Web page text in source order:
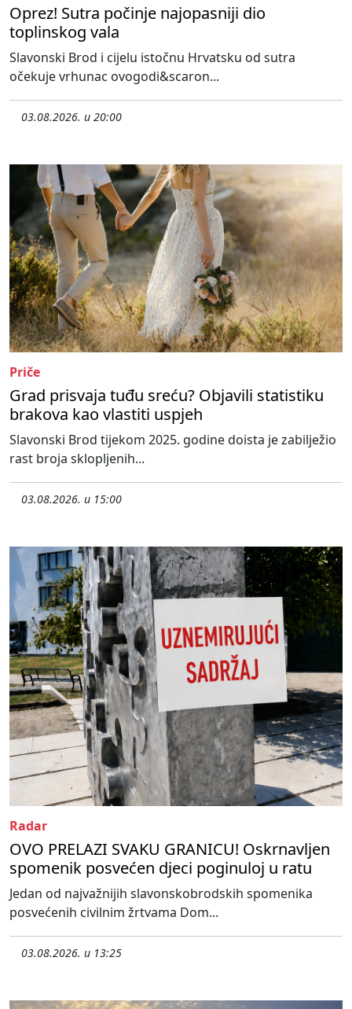
Oprez! Sutra počinje najopasniji dio
toplinskog vala
Slavonski Brod i cijelu istočnu Hrvatsku od sutra
očekuje vrhunac ovogodi&scaron...
03.08.2026. u 20:00
Priče
Grad prisvaja tuđu sreću? Objavili statistiku
brakova kao vlastiti uspjeh
Slavonski Brod tijekom 2025. godine doista je zabilježio
rast broja sklopljenih...
03.08.2026. u 15:00
Radar
OVO PRELAZI SVAKU GRANICU! Oskrnavljen
spomenik posvećen djeci poginuloj u ratu
Jedan od najvažnijih slavonskobrodskih spomenika
posvećenih civilnim žrtvama Dom...
03.08.2026. u 13:25